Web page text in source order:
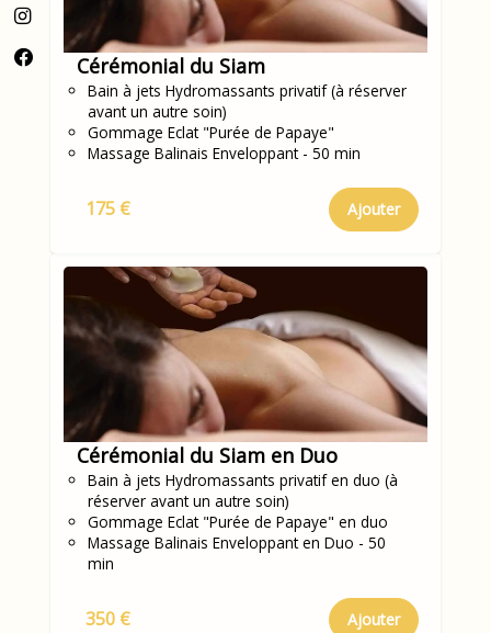
Cérémonial du Siam
Bain à jets Hydromassants privatif (à réserver
avant un autre soin)
Gommage Eclat "Purée de Papaye"
Massage Balinais Enveloppant - 50 min
175 € Ajouter
Cérémonial du Siam en Duo
Bain à jets Hydromassants privatif en duo (à
réserver avant un autre soin)
Gommage Eclat "Purée de Papaye" en duo
Massage Balinais Enveloppant en Duo - 50
min
350 € Ajouter